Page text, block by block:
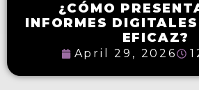
¿CÓMO
INFORMES
EFICAZ?
April 29, 2026